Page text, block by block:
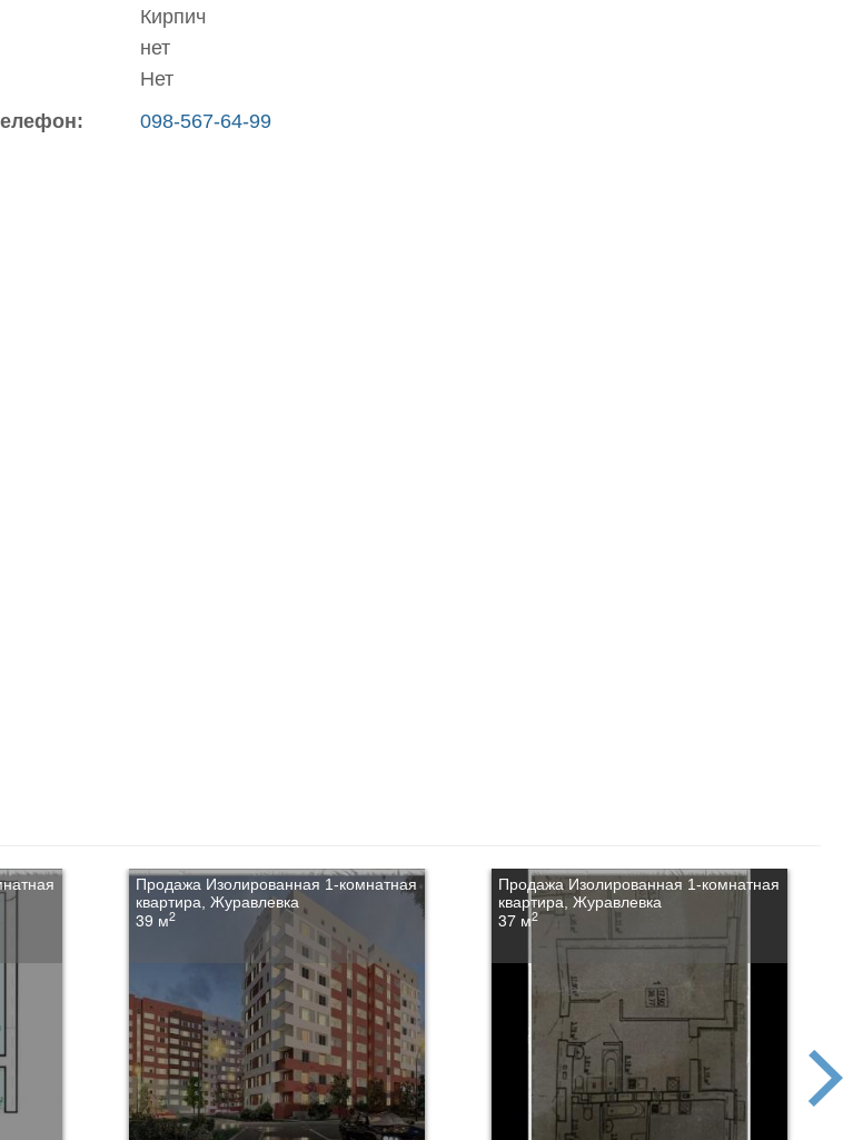
Кирпич
нет
Нет
098-567-64-99
Продажа Изолированная 1-комнатная
квартира, Журавлевка
39 м2
Продажа Изолированная 1-комнатная
квартира, Журавлевка
37 м2
next